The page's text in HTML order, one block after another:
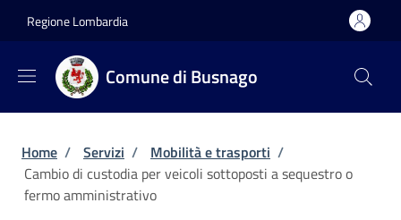
Regione Lombardia
Comune di Busnago
Briciole di pane
Home / Servizi / Mobilità e trasporti /
Cambio di custodia per veicoli sottoposti a sequestro o
fermo amministrativo